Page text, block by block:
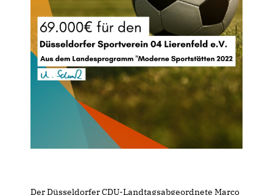
Der Düsseldorfer CDU-Landtagsabgeordnete Marco